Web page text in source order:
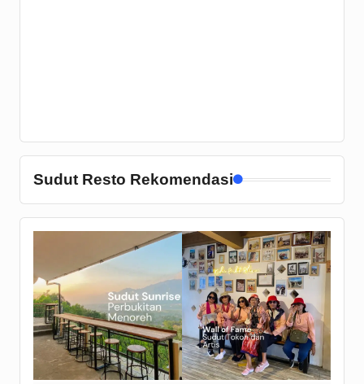
Sudut Resto Rekomendasi